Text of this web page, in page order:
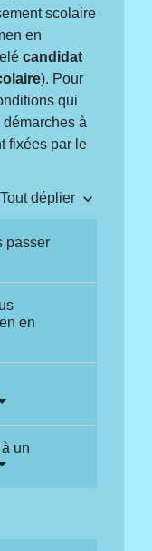
scolaire
en
candidat
). Pour
qui
à
fixées par le
Tout déplier keyboard_arrow_down
passer
en
un